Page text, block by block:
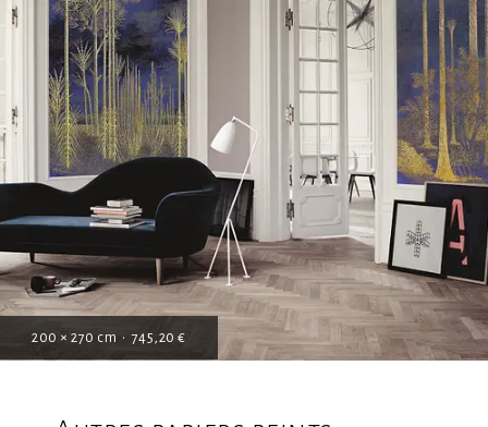
200 × 270 cm • 745,20 €